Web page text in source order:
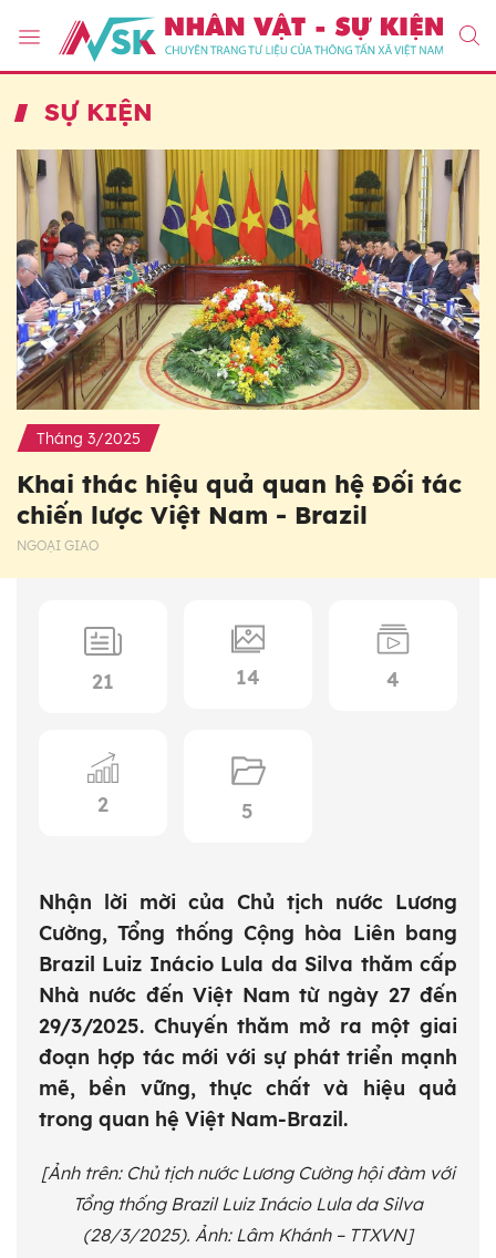
SỰ KIỆN
Tháng 3/2025
Khai thác hiệu quả quan hệ Đối tác
chiến lược Việt Nam - Brazil
NGOẠI GIAO
21 14 4
2 5
Nhận lời mời của Chủ tịch nước Lương
Cường, Tổng thống Cộng hòa Liên bang
Brazil Luiz Inácio Lula da Silva thăm cấp
Nhà nước đến Việt Nam từ ngày 27 đến
29/3/2025. Chuyến thăm mở ra một giai
đoạn hợp tác mới với sự phát triển mạnh
mẽ, bền vững, thực chất và hiệu quả
trong quan hệ Việt Nam-Brazil.
[Ảnh trên: Chủ tịch nước Lương Cường hội đàm với
Tổng thống Brazil Luiz Inácio Lula da Silva
(28/3/2025). Ảnh: Lâm Khánh – TTXVN]